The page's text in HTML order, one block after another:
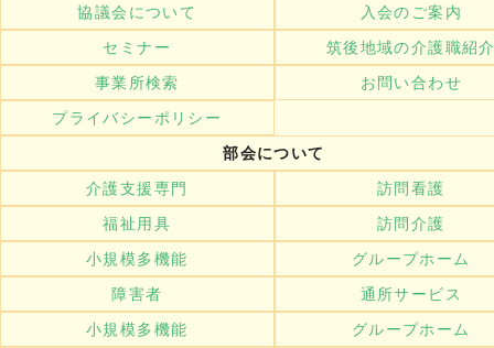
協議会について
入会のご案内
セミナー
筑後地域の介護職紹
事業所検索
お問い合わせ
プライバシーポリシー
部会について
介護支援専門
訪問看護
福祉用具
訪問介護
小規模多機能
グループホーム
障害者
通所サービス
小規模多機能
グループホーム